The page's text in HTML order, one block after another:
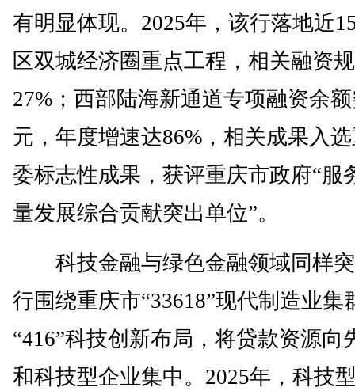
有明显体现。2025年，该行落地近
区双城经济圈重点工程，相关融资
27%；西部陆海新通道专项融资余
元，年度增速达86%，相关成果入
委标志性成果，获评重庆市政府“服
量发展综合贡献突出单位”。
科技金融与绿色金融领域同样突
行围绕重庆市“33618”现代制造业集
“416”科技创新布局，将贷款资源向
和科技型企业集中。2025年，科技